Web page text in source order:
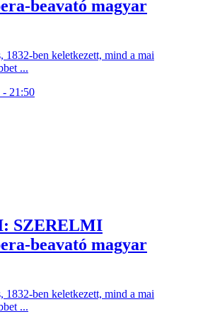
beavató magyar
1832-ben keletkezett, mind a mai
...
- 21:50
SZERELMI
beavató magyar
1832-ben keletkezett, mind a mai
...